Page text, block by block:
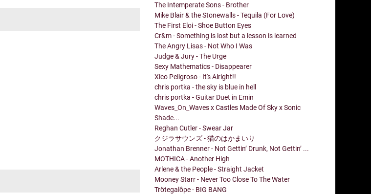
The Intemperate Sons - Brother
Mike Blair & the Stonewalls - Tequila (For Love)
The First Eloi - Shoe Button Eyes
Cr&m - Something is lost but a lesson is learned
The Angry Lisas - Not Who I Was
Judge & Jury - The Urge
Sexy Mathematics - Disappearer
Xico Peligroso - It's Alright!!
chris portka - the sky is blue in hell
chris portka - Guitar Duet in Emin
Waves_On_Waves x Castles Made Of Sky x Sonic
Shade...
Reghan Cutler - Swear Jar
クジラサウンズ - 猫のはかまいり
Jonathan Brenner - Not Gettin’ Drunk, Not Gettin’ ...
MOTHICA - Another High
Arlene & the People - Straight Jacket
Mooney Starr - Never Too Close To The Water
Trötegalôpe - BIG BANG